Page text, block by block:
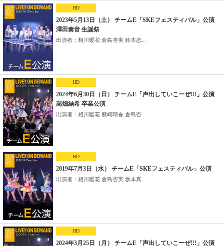
HD
2023年5月13日（土） チームE「SKEフェスティバル」公演
澤田奏音 生誕祭
出演者：相川暖花 倉島杏実 鈴木恋...
HD
2024年6月30日（日） チームE「声出していこーぜ!!!」公演
高畑結希 卒業公演
出演者：相川暖花 熊崎晴香 倉島杏...
HD
2019年7月3日（水） チームE「SKEフェスティバル」公演
出演者：相川暖花 倉島杏実 坂本真...
HD
2024年3月25日（月） チームE「声出していこーぜ!!!」公演